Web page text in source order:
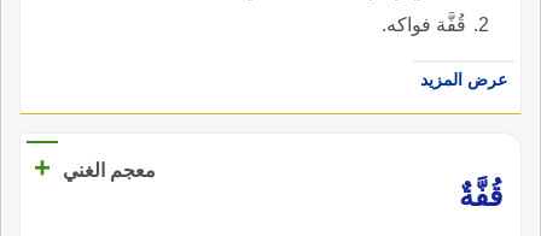
قُفَّة فواكه.
عرض المزيد
معجم الغني
+
قُفَّةٌ